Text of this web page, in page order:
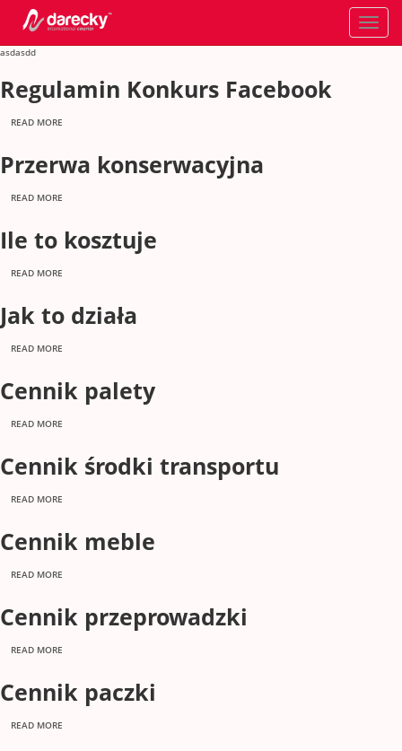
Toggle
asdasdd
Regulamin Konkurs Facebook
READ MORE
Przerwa konserwacyjna
READ MORE
Ile to kosztuje
READ MORE
Jak to działa
READ MORE
Cennik palety
READ MORE
Cennik środki transportu
READ MORE
Cennik meble
READ MORE
Cennik przeprowadzki
READ MORE
Cennik paczki
READ MORE